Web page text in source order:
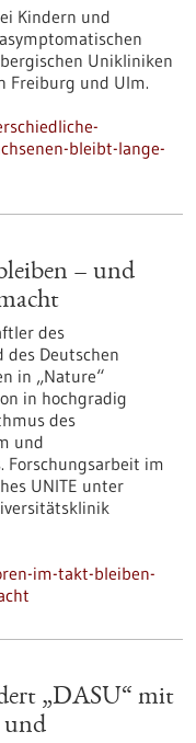
Kindern und
Unikliniken
Freiburg und Ulm.
bleibt-lange-
– und
des
Deutschen
in „Nature“
in hochgradig
des
und
Forschungsarbeit im
UNITE unter
im-takt-bleiben-
„DASU“ mit
und